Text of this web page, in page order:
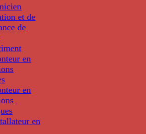
et de
de
en
en
en